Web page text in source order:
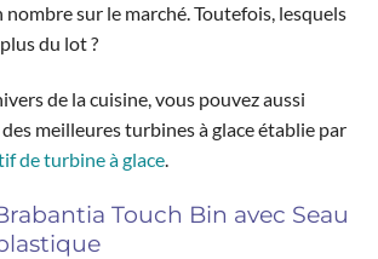
nombre sur le marché. Toutefois, lesquels
du lot ?
de la cuisine, vous pouvez aussi
meilleures turbines à glace établie par
de turbine à glace.
Touch Bin avec Seau